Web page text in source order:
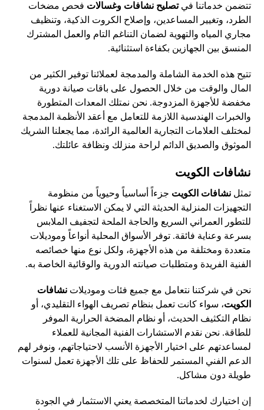
تتضمن خدماتنا فيتصليح نشافات وغسالات فحص مضخات
الطرد، وتغيير المساعدين، وإصلاح الكروت الذكية، وتنظيف
مجاري المياه والتهوية لضمان التناغم التام والعمل المشترك
المنسق بين الجهازين بكفاءة استثنائية.
تتيح هذه الخدمة الشاملة والمدمجة لعملائنا توفير الكثير من
المال والوقت من خلال الحصول على باقات صيانة دورية
مخفضة للأجهزة المزدوجة. نحن نمتلك المعدات المتطورة
والخبرات الهندسية اللازمة للتعامل مع أعقد الأنظمة المدمجة
لمختلف العلامات التجارية العالمية الرائدة، مما يجعلنا الشريك
الموثوق والصديق الدائم لراحة منزلك ونظافة عائلتك.
نشافات الكويت
تمثلنشافات الكويت جزءاً أساسياً وحيوياً من منظومة
التجهيزات المنزلية الحديثة التي لا يمكن الاستغناء عنها نظراً
للتطور العمراني السريع والحاجة الملحة لتجفيف الملابس
بسرعة وعناية فائقة. توفر الأسواق المحلية أنواعاً وموديلات
متعددة ومختلفة من هذه الأجهزة، ولكل نوع منها خصائصه
الفنية الفريدة ومتطلبات صيانته الدورية والوقائية الخاصة به.
نحن في شركتنا نتعامل مع جميع فئات وموديلاتنشافات
الكويت، سواء كانت تعمل بنظام تصريف الهواء التقليدي، أو
نظام التكثيف الحديث، أو نظام المضخة الحرارية الموفر
للطاقة. نحن نقدم الاستشارات الفنية المجانية للعملاء
لمساعدتهم على اختيار الأجهزة الأنسب لاحتياجاتهم، ونوفر لهم
الدعم الفني المستمر للحفاظ على تلك الأجهزة تعمل لسنوات
طويلة دون مشاكل.
إن اختيارك لخدماتنا المتخصصة يعني الاستثمار في الجودة